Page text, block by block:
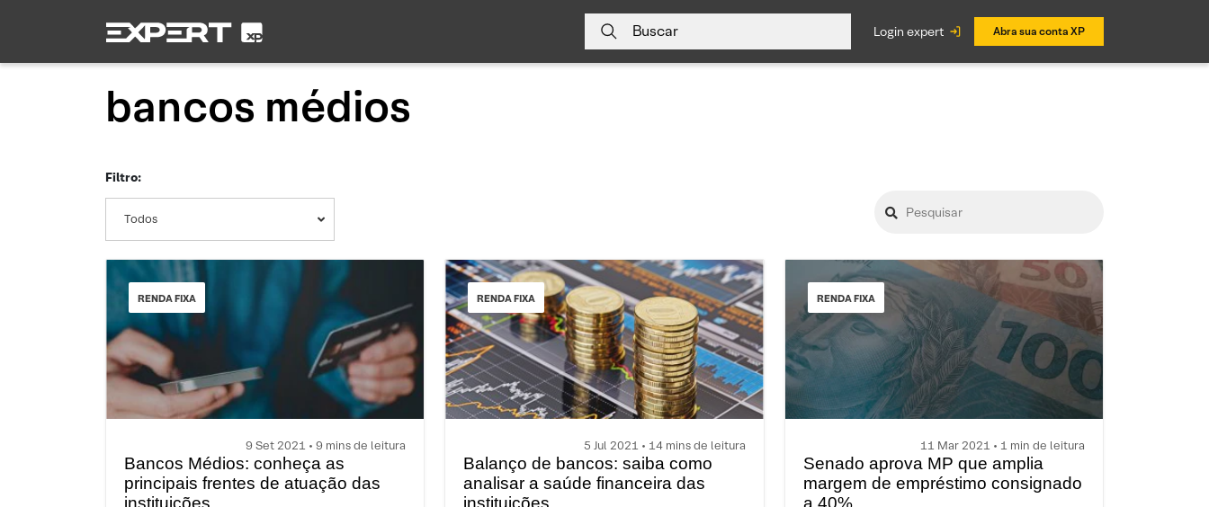
Buscar login expert Abra sua conta XP
bancos médios
Filtro:
Todos
RENDA FIXA
9 Set 2021 • 9 mins de leitura
Bancos Médios: conheça as
principais frentes de atuação das
instituições
RENDA FIXA
5 Jul 2021 • 14 mins de leitura
Balanço de bancos: saiba como
analisar a saúde financeira das
instituições
RENDA FIXA
11 Mar 2021 • 1 min de leitura
Senado aprova MP que amplia
margem de empréstimo consignado
a 40%